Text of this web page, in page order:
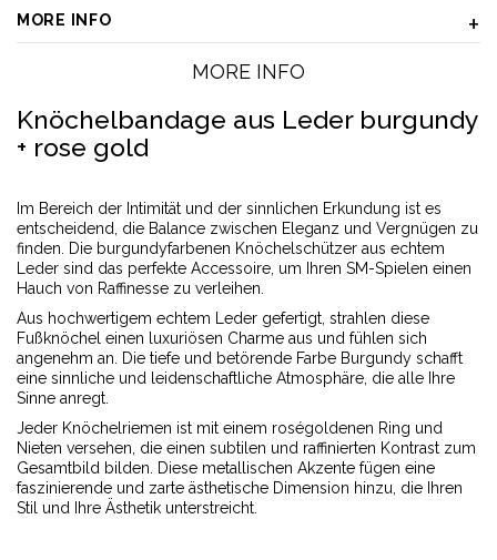
MORE INFO
MORE INFO
Knöchelbandage aus Leder burgundy
+ rose gold
Im Bereich der Intimität und der sinnlichen Erkundung ist es
entscheidend, die Balance zwischen Eleganz und Vergnügen zu
finden. Die burgundyfarbenen Knöchelschützer aus echtem
Leder sind das perfekte Accessoire, um Ihren SM-Spielen einen
Hauch von Raffinesse zu verleihen.
Aus hochwertigem echtem Leder gefertigt, strahlen diese
Fußknöchel einen luxuriösen Charme aus und fühlen sich
angenehm an. Die tiefe und betörende Farbe Burgundy schafft
eine sinnliche und leidenschaftliche Atmosphäre, die alle Ihre
Sinne anregt.
Jeder Knöchelriemen ist mit einem roségoldenen Ring und
Nieten versehen, die einen subtilen und raffinierten Kontrast zum
Gesamtbild bilden. Diese metallischen Akzente fügen eine
faszinierende und zarte ästhetische Dimension hinzu, die Ihren
Stil und Ihre Ästhetik unterstreicht.